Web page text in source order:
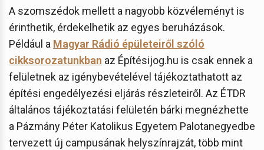
A szomszédok mellett a nagyobb közvéleményt is
érinthetik, érdekelhetik az egyes beruházások.
Például a Magyar Rádió épületeiről szóló
cikksorozatunkban az Építésijog.hu is csak ennek a
felületnek az igénybevételével tájékoztathatott az
építési engedélyezési eljárás részleteiről. Az ÉTDR
általános tájékoztatási felületén bárki megnézhette
a Pázmány Péter Katolikus Egyetem Palotanegyedbe
tervezett új campusának helyszínrajzát, több mint